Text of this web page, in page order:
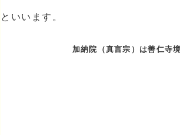
といいます。
加納院（真言宗）は善仁寺